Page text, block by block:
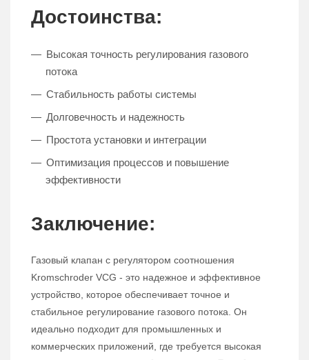
Достоинства:
Высокая точность регулирования газового
потока
Стабильность работы системы
Долговечность и надежность
Простота установки и интеграции
Оптимизация процессов и повышение
эффективности
Заключение:
Газовый клапан с регулятором соотношения
Kromschroder VCG - это надежное и эффективное
устройство, которое обеспечивает точное и
стабильное регулирование газового потока. Он
идеально подходит для промышленных и
коммерческих приложений, где требуется высокая